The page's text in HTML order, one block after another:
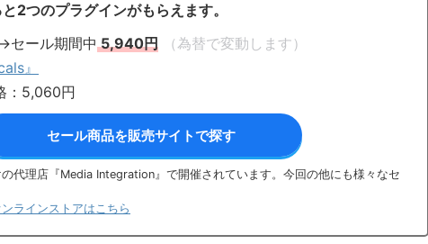
2つのプラグインがもらえます。
セール期間中5,940円
（為替で変動します）
』
：5,060円
セール商品を販売サイトで探す
代理店『Media Integration』で開催されています。今回の他にも様々なセ
ラインストアはこちら